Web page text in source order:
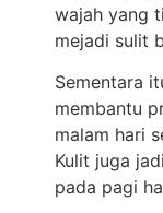
wajah yang
mejadi sulit
Sementara
membantu
malam hari
Kulit juga
pada pagi